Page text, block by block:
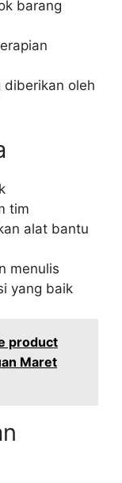
barang
diberikan oleh
tim
alat bantu
menulis
yang baik
product
Maret